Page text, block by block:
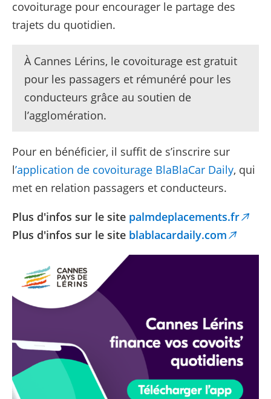
covoiturage pour encourager le partage des
trajets du quotidien.
À Cannes Lérins, le covoiturage est gratuit
pour les passagers et rémunéré pour les
conducteurs grâce au soutien de
l’agglomération.
Pour en bénéficier, il suffit de s’inscrire sur
l’application de covoiturage BlaBlaCar Daily, qui
met en relation passagers et conducteurs.
Plus d'infos sur le site palmdeplacements.fr
Plus d'infos sur le site blablacardaily.com